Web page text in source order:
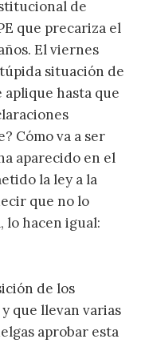
de
que precariza el
El viernes
situación de
aplique hasta que
Cómo va a ser
aparecido en el
la ley a la
que no lo
lo hacen igual:
de los
que llevan varias
aprobar esta